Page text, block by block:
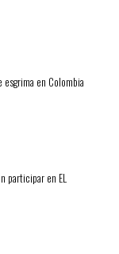
esgrima en Colombia
participar en EL